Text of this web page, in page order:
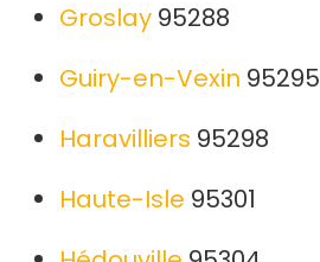
Groslay 95288
Guiry-en-Vexin 95295
Haravilliers 95298
Haute-Isle 95301